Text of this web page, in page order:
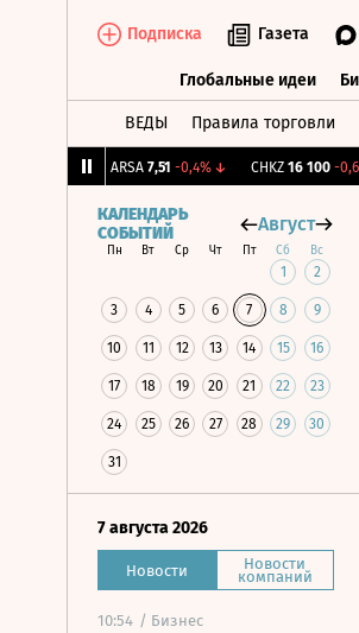
Подписка Газета
Глобальные идеи
ВЕДЫ Правила торговли
ARSA 7,51 -0,4%↓ CHKZ 16 100 -
КАЛЕНДАРЬ
СОБЫТИЙ
Август
Пн Вт Ср Чт Пт Сб Вс
1 2
3 4 5 6 7 8 9
10 11 12 13 14 15 16
17 18 19 20 21 22 23
24 25 26 27 28 29 30
31
7 августа 2026
Новости Новости
компаний
10:54 / Бизнес